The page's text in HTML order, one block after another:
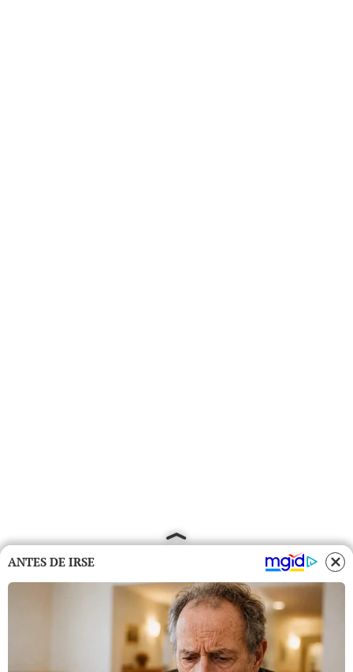
ANTES DE IRSE